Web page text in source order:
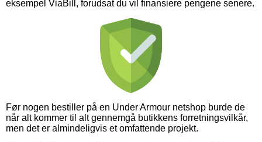
eksempel ViaBill, forudsat du vil finansiere pengene senere.
Før nogen bestiller på en Under Armour netshop burde de
når alt kommer til alt gennemgå butikkens forretningsvilkår,
men det er almindeligvis et omfattende projekt.